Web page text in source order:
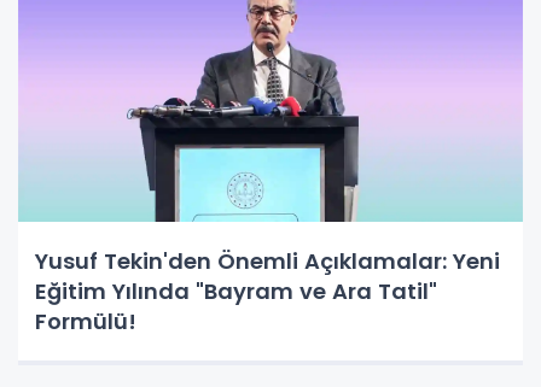
Yusuf Tekin'den Önemli Açıklamalar: Yeni
Eğitim Yılında "Bayram ve Ara Tatil"
Formülü!